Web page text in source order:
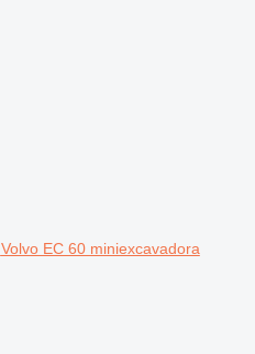
Volvo EC 60 miniexcavadora